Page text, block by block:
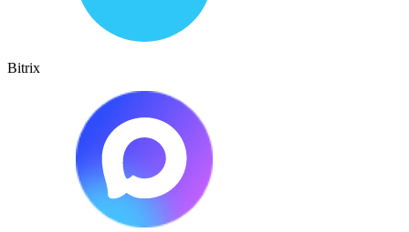
Bitrix